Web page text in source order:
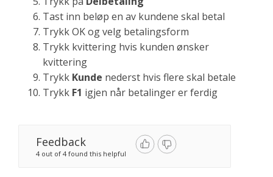
Tast inn beløp en av kundene skal betal
Trykk OK og velg betalingsform
Trykk kvittering hvis kunden ønsker
kvittering
Trykk Kunde nederst hvis flere skal betale
Trykk F1 igjen når betalinger er ferdig
Feedback
4 out of 4 found this helpful